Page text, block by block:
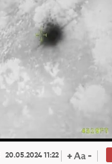
20.05.2024 11:22